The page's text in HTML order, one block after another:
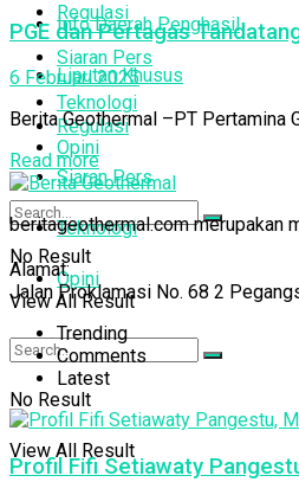
Regulasi
Siaran Pers
Teknologi
Opini
No Result
View All Result
Info Daerah Penghasil
Liputan Khusus
Regulasi
Siaran Pers
Teknologi
Opini
No Result
View All Result
PGE dan Pertagas
6 Februari 2025
Berita Geothermal –PT Pertamina
Read more
beritageothermal.com merupakan
Alamat:
Jalan Proklamasi No. 68 2
Trending
Comments
Latest
Profil Fifi Setiawaty